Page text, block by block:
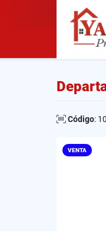
Código:
VENTA